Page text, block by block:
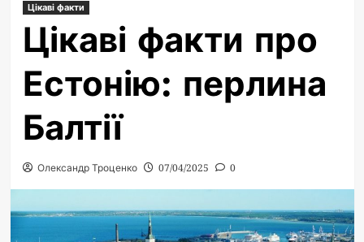
Цікаві факти
Цікаві факти про
Естонію: перлина
Балтії
Олександр Троценко 07/04/2025 0